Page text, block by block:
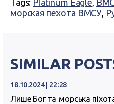
Tags: Platinum Eagle,
морская пехота ВМСУ,
SIMILAR
18.10.2024 | 22:28
Лише Бог та морська